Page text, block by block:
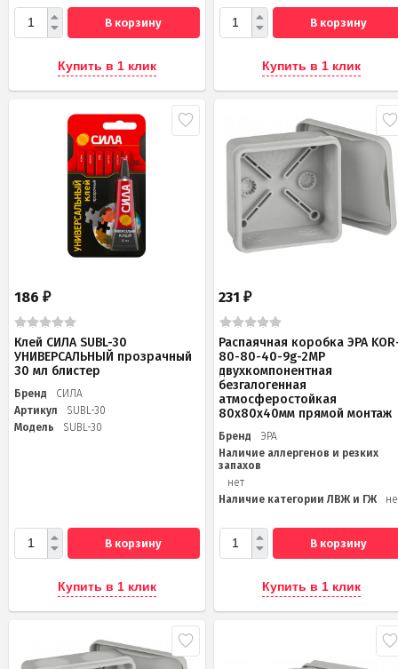
В корзину
Купить в 1 клик
В корзину
Купить в 1 клик
186 ₽
Клей СИЛА SUBL-30
УНИВЕРСАЛЬНЫЙ прозрачный
30 мл блистер
Бренд
СИЛА
Артикул
SUBL-30
Модель
SUBL-30
В корзину
Купить в 1 клик
231₽
Распаячная коробка ЭРА
80-80-40-9g-2MP
двухкомпонентная
безгалогенная
атмосферостойкая
80х80х40мм прямой монтаж
Бренд
ЭРА
Наличие аллергенов и резких
запахов
нет
Наличие категории ЛВЖ и ГЖ
В корзину
Купить в 1 клик